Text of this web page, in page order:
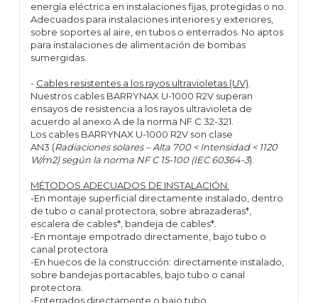
energía eléctrica en instalaciones fijas, protegidas o no.
Adecuados para instalaciones interiores y exteriores,
sobre soportes al aire, en tubos o enterrados. No aptos
para instalaciones de alimentación de bombas
sumergidas.
- Cables resistentes a los rayos ultravioletas (UV)
Nuestros cables BARRYNAX U-1000 R2V superan
ensayos de resistencia a los rayos ultravioleta de
acuerdo al anexo A de la norma NF C 32-321.
Los cables BARRYNAX U-1000 R2V son clase
AN3 (Radiaciones solares – Alta 700 < Intensidad <1120
W/m2) según la norma NF C 15-100 (IEC 60364-3).
MÉTODOS ADECUADOS DE INSTALACIÓN:
-En montaje superficial directamente instalado, dentro
de tubo o canal protectora, sobre abrazaderas*,
escalera de cables*, bandeja de cables*.
-En montaje empotrado directamente, bajo tubo o
canal protectora
-En huecos de la construcción: directamente instalado,
sobre bandejas portacables, bajo tubo o canal
protectora.
-Enterrados directamente o bajo tubo.